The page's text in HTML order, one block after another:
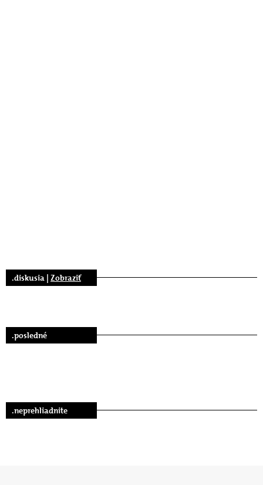
.diskusia | Zobraziť
.posledné
.neprehliadnite